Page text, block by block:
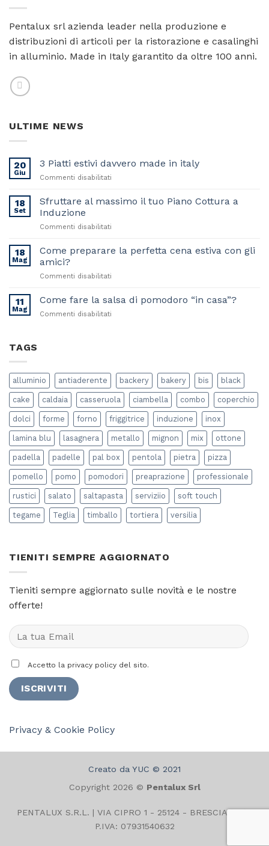
Pentalux srl azienda leader nella produzione e
distribuzioni di articoli per la ristorazione e casalinghi
in alluminio. Made in Italy garantito da oltre 100 anni.
ULTIME NEWS
20
Giu
3 Piatti estivi davvero made in italy
Commenti disabilitati
Piatti
italy
18
Set
Sfruttare al massimo il tuo Piano Cottura a
Induzione
Commenti disabilitati
massimo
Cottura
18
Mag
Come preparare la perfetta cena estiva con gli
amici?
Commenti disabilitati
preparare
11
Mag
Come fare la salsa di pomodoro “in casa”?
Commenti disabilitati
pomodoro
casa”?
TAGS
alluminio antiaderente backery bakery bis black
cake caldaia casseruola ciambella combo coperchio
dolci forme forno friggitrice induzione inox
lamina blu lasagnera metallo mignon mix ottone
padella padelle pal box pentola pietra pizza
pomello pomo pomodori preaprazione professionale
rustici salato saltapasta serviziio soft touch
tegame Teglia timballo tortiera versilia
TIENITI SEMPRE AGGIORNATO
Tieniti sempre aggiornato sulle novità e le nostre
offerte!
Accetto la privacy policy del sito.
Privacy & Cookie Policy
Creato da YUC © 2021
Copyright 2026 © Pentalux Srl
PENTALUX S.R.L. | VIA CIPRO 1 - 25124 - BRESCIA (BS) |
P.IVA: 07931540632